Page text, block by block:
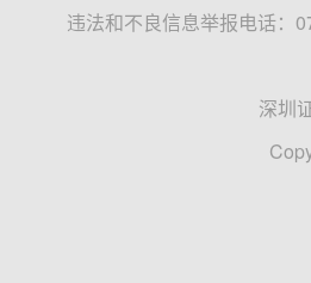
违法和不良信息举报电话：
深圳